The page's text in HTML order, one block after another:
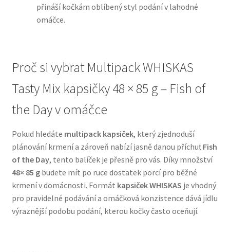
Pamlsky pro psy
Ortopedické pelíšky
Purizon pro psy — Vysoký obsah masa, bez obilovin
Royal Canin pro psy
Veterinární dieta pro psy
Vodítka a obojky
přináší kočkám oblíbený styl podání v lahodné
omáčce.
Proč si vybrat Multipack WHISKAS
Tasty Mix kapsičky 48 × 85 g – Fish of
the Day v omáčce
Pokud hledáte multipack kapsiček, který zjednoduší
plánování krmení a zároveň nabízí jasně danou příchuť Fish
of the Day, tento balíček je přesně pro vás. Díky množství
48× 85 gbudete mít po ruce dostatek porcí pro běžné
krmení v domácnosti. Formát kapsiček WHISKAS je vhodný
pro pravidelné podávání a omáčková konzistence dává jídlu
výraznější podobu podání, kterou kočky často oceňují.